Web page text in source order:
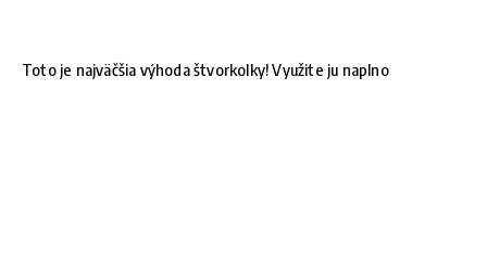
Toto je najväčšia výhoda štvorkolky! Využite ju naplno